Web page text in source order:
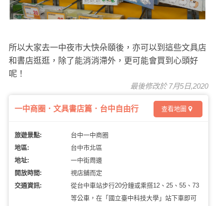
所以大家去一中夜市大快朵頤後，亦可以到這些文具店
和書店逛逛，除了能消消滯外，更可能會買到心頭好
呢！
最後修改於 7月5日,2020
一中商圈．文具書店篇．台中自由行 查看地圖
旅遊景點:
台中一中商圈
地區:
台中市北區
地址:
一中街周邊
開放時間:
視店舖而定
交通資訊:
從台中車站步行20分鐘或乘搭12、25、55、73
等公車，在「國立臺中科技大學」站下車即可